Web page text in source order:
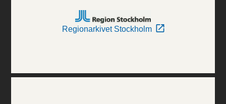
Regionarkivet Stockholm